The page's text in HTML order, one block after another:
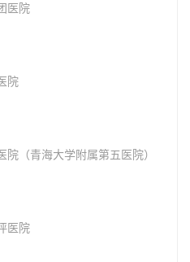
医院
院
院（青海大学附属第五医院）
医院